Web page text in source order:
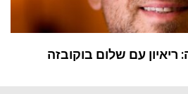
עם שלום בוקובזה